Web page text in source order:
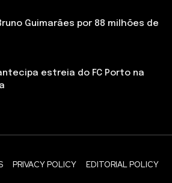
Guimarães por 88 milhões de
estreia do FC Porto na
PRIVACY POLICY EDITORIAL POLICY